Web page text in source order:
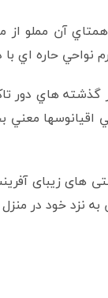
آن مملو از
نواحي حاره اي
هاي دور
اقيانوسها
های زیبای
نزد خود در